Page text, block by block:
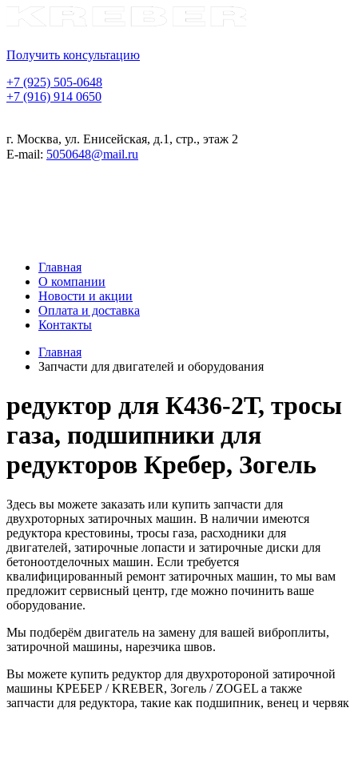
Получить консультацию
+7 (925) 505-0648
+7 (916) 914 0650
г. Москва, ул. Енисейская, д.1, стр., этаж 2
E-mail: 5050648@mail.ru
Главная
О компании
Новости и акции
Оплата и доставка
Контакты
Главная
Запчасти для двигателей и оборудования
редуктор для К436-2Т, тросы
газа, подшипники для
редукторов Кребер, Зогель
Здесь вы можете заказать или купить запчасти для
двухроторных затирочных машин. В наличии имеются
редуктора крестовины, тросы газа, расходники для
двигателей, затирочные лопасти и затирочные диски для
бетоноотделочных машин. Если требуется
квалифицированный ремонт затирочных машин, то мы вам
предложит сервисный центр, где можно починить ваше
оборудование.
Мы подберём двигатель на замену для вашей виброплиты,
затирочной машины, нарезчика швов.
Вы можете купить редуктор для двухротороной затирочной
машины КРЕБЕР / KREBER, Зогель / ZOGEL а также
запчасти для редуктора, такие как подшипник, венец и червяк